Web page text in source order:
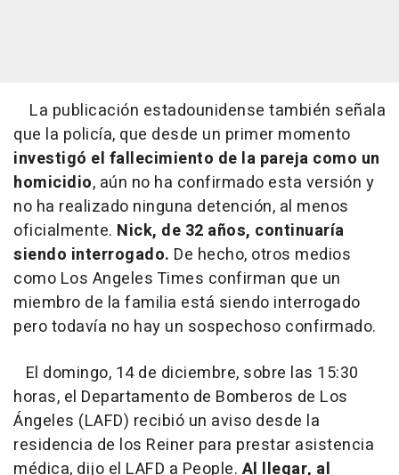
La publicación estadounidense también señala
que la policía, que desde un primer momento
investigó el fallecimiento de la pareja como un
homicidio, aún no ha confirmado esta versión y
no ha realizado ninguna detención, al menos
oficialmente. Nick, de 32 años, continuaría
siendo interrogado. De hecho, otros medios
como Los Angeles Times confirman que un
miembro de la familia está siendo interrogado
pero todavía no hay un sospechoso confirmado.
El domingo, 14 de diciembre, sobre las 15:30
horas, el Departamento de Bomberos de Los
Ángeles (LAFD) recibió un aviso desde la
residencia de los Reiner para prestar asistencia
médica, dijo el LAFD a People. Al llegar, al